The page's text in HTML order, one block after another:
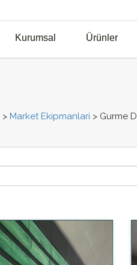
Kurumsal Ürünler
> Market Ekipmanlari > Gurme